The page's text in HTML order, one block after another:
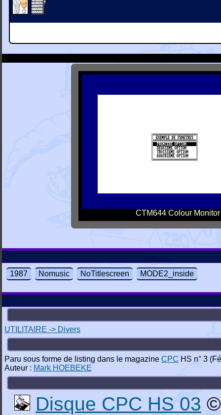
CTM644 Colour Monitor
1987 Nomusic NoTitlescreen MODE2_inside
UTILITAIRE -> Divers
Paru sous forme de listing dans le magazine CPC HS n° 3
Auteur : Mark HOEBEKE
Disque CPC HS 03